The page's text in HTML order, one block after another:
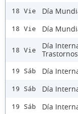
18 Vie Día
18 Vie Día
18 Vie
Día
19 Sáb Día
19 Sáb Día
19 Sáb Día